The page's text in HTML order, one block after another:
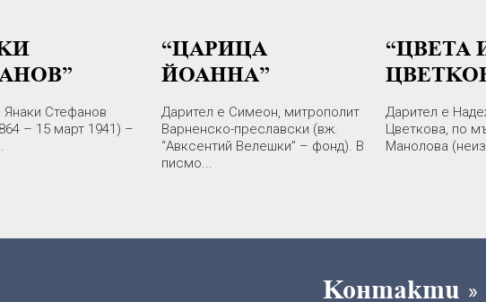
Янаки Стефанов
– 15 март 1941) –
“ЦАРИЦА
ЙОАННА”
Дарител е Симеон, митрополит
Варненско-преславски (вж.
“Авксентий Велешки” – фонд). В
писмо...
“ЦВЕТА
Дарител е
Цветкова, по
Манолова
Контакти